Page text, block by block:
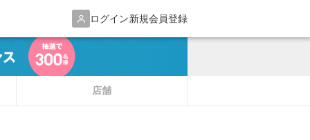
ログイン新規会員登録
店舗